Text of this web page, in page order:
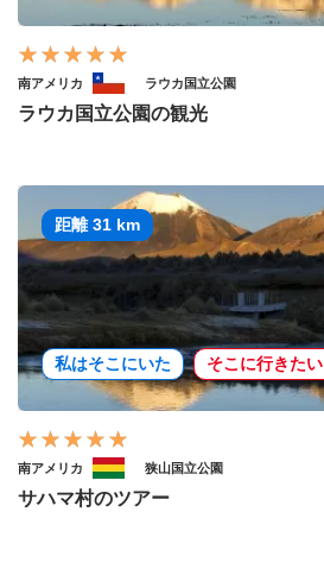
南アメリカ ラウカ国立公園
ラウカ国立公園の観光
距離 31 km
私はそこにいた そこに行きたい
南アメリカ 狭山国立公園
サハマ村のツアー